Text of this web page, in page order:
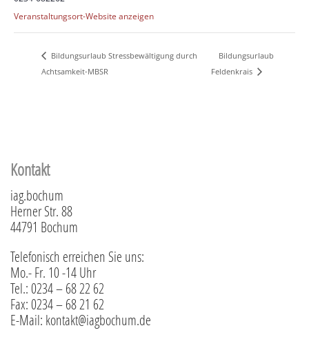
Veranstaltungsort-Website anzeigen
Bildungsurlaub Stressbewältigung durch
Achtsamkeit-MBSR
Bildungsurlaub
Feldenkrais
Kontakt
iag.bochum
Herner Str. 88
44791 Bochum
Telefonisch erreichen Sie uns:
Mo.- Fr. 10 -14 Uhr
Tel.: 0234 – 68 22 62
Fax: 0234 – 68 21 62
E-Mail: kontakt@iagbochum.de